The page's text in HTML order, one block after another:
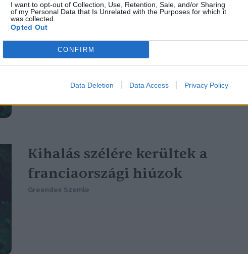
I want to opt-out of Collection, Use, Retention, Sale, and/or Sharing
of my Personal Data that Is Unrelated with the Purposes for which it
was collected.
Opted Out
CONFIRM
Data Deletion Data Access Privacy Policy
Nagymacskák járják a brit
partokat
Greendex szemle
Kihalás szélére kerültek a
franciaországi hiúzok
Greendex Szemle